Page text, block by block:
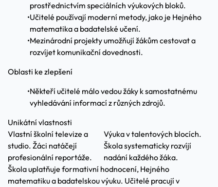
prostřednictvím speciálních výukových bloků.
•Učitelé používají moderní metody, jako je Hejného
matematika a badatelské učení.
•Mezinárodní projekty umožňují žákům cestovat a
rozvíjet komunikační dovednosti.
Oblasti ke zlepšení
•Někteří učitelé málo vedou žáky k samostatnému
vyhledávání informací z různých zdrojů.
Unikátní vlastnosti
Vlastní školní televize a
studio. Žáci natáčejí
profesionální reportáže.
Výuka v talentových blocích.
Škola systematicky rozvíjí
nadání každého žáka.
Škola uplatňuje formativní hodnocení, Hejného
matematiku a badatelskou výuku. Učitelé pracují v